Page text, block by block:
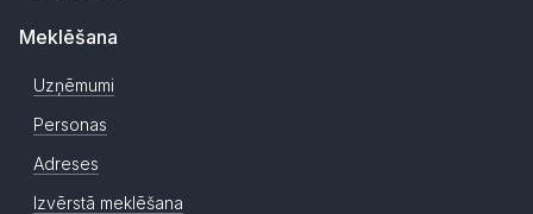
Meklēšana
Uzņēmumi
Personas
Adreses
Izvērstā meklēšana